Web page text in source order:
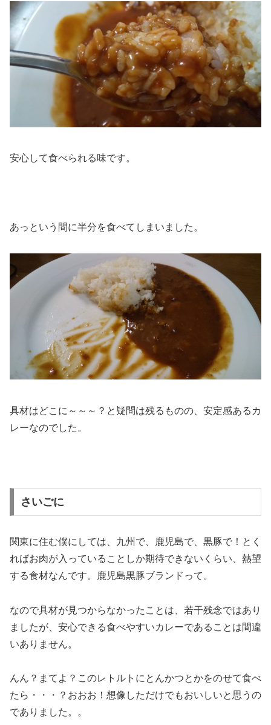
安心して食べられる味です。
あっという間に半分を食べてしまいました。
具材はどこに～～～？と疑問は残るものの、安定感あるカ
レーなのでした。
さいごに
関東に住む僕にしては、九州で、鹿児島で、黒豚で！とく
ればお肉が入っていることしか期待できないくらい、熱望
する食材なんです。鹿児島黒豚ブランドって。
なので具材が見つからなかったことは、若干残念ではあり
ましたが、安心できる食べやすいカレーであることは間違
いありません。
んん？まてよ？このレトルトにとんかつとかをのせて食べ
たら・・・？おおお！想像しただけでもおいしいと思うの
でありました。。